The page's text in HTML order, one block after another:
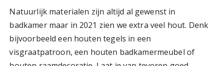
Natuurlijk materialen zijn altijd al gewenst in
badkamer maar in 2021 zien we extra veel hout. Denk
bijvoorbeeld een houten tegels in een
visgraatpatroon, een houten badkamermeubel of